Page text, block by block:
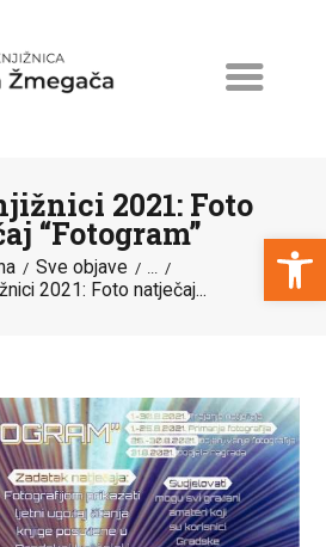
Open toolbar
2021: Foto
“Fotogram”
Sve objave ...
2021: Foto natječaj...
I PROJEKTI